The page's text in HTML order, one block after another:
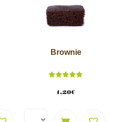
Brownie
5.00
sur 5
1,20€